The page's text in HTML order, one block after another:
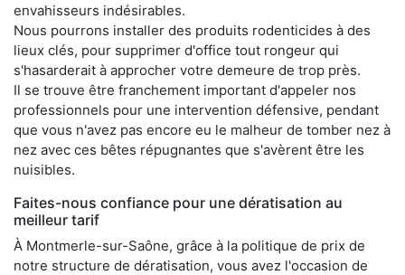
envahisseurs indésirables.
Nous pourrons installer des produits rodenticides à des
lieux clés, pour supprimer d'office tout rongeur qui
s'hasarderait à approcher votre demeure de trop près.
Il se trouve être franchement important d'appeler nos
professionnels pour une intervention défensive, pendant
que vous n'avez pas encore eu le malheur de tomber nez à
nez avec ces bêtes répugnantes que s'avèrent être les
nuisibles.
Faites-nous confiance pour une dératisation au
meilleur tarif
À Montmerle-sur-Saône, grâce à la politique de prix de
notre structure de dératisation, vous avez l'occasion de